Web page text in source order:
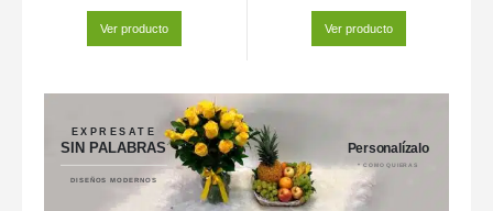
Ver producto Ver producto
EXPRESATE
SIN PALABRAS
DISEÑOS MODERNOS
Personalízalo
* COMO QUIERAS